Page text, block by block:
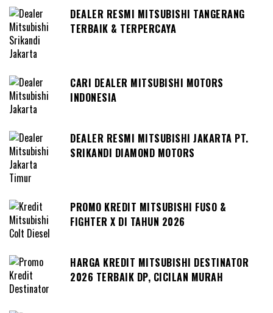
DEALER RESMI MITSUBISHI TANGERANG
TERBAIK & TERPERCAYA
CARI DEALER MITSUBISHI MOTORS
INDONESIA
DEALER RESMI MITSUBISHI JAKARTA PT.
SRIKANDI DIAMOND MOTORS
PROMO KREDIT MITSUBISHI FUSO &
FIGHTER X DI TAHUN 2026
HARGA KREDIT MITSUBISHI DESTINATOR
2026 TERBAIK DP, CICILAN MURAH